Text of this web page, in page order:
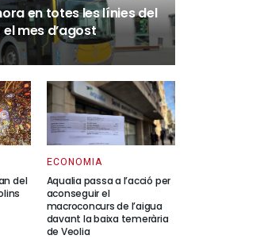
en totes les línies del
mes d’agost
del
ECONOMIA
Aqualia passa a l’acció per
aconseguir el
macroconcurs de l’aigua
davant la baixa temerària
de Veolia